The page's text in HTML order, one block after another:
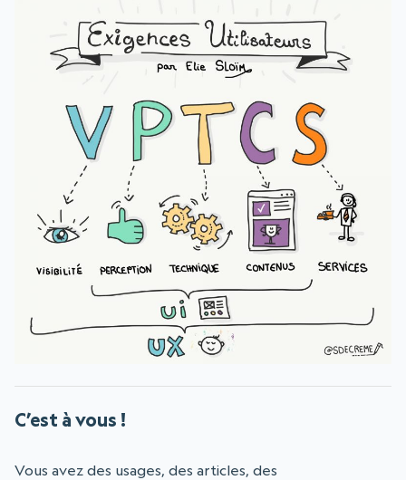
C’est à vous !
Vous avez des usages, des articles, des